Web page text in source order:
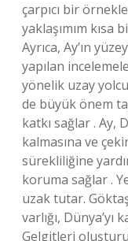
çarpıcı bir
yaklaşımım kısa
Ayrıca, Ay’ın
yapılan
yönelik uzay
de büyük önem
katkı sağlar . Ay,
kalmasına ve
sürekliliğine
koruma sağlar .
uzak tutar.
varlığı,
Gelgitleri